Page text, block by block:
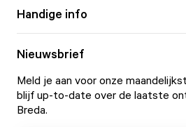
Handige info
Nieuwsbrief
Meld je aan voor onze
blijf up-to-date over de laatste
Breda.